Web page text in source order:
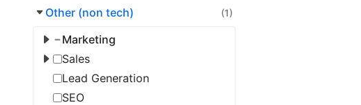
Other (non tech)
(1)
Marketing
Sales
Lead Generation
SEO